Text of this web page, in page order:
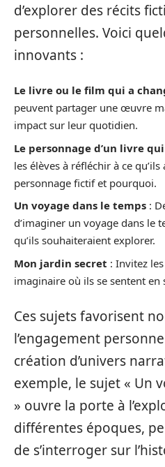
d’explorer des récits
personnelles. Voici
innovants :
Le livre ou le film qui a
peuvent partager une œuvre
impact sur leur quotidien.
Le personnage d’un livre
les élèves à réfléchir à ce
personnage fictif et pourquoi.
Un voyage dans le temps :
d’imaginer un voyage dans le
qu’ils souhaiteraient explorer.
Mon jardin secret : Invitez
imaginaire où ils se sentent en
Ces sujets favorisent
l’engagement
création d’univers
exemple, le sujet « Un
» ouvre la porte à
différentes époques,
de s’interroger sur